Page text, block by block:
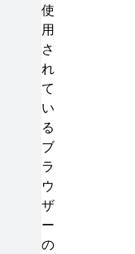
使
用
さ
れ
て
い
る
ブ
ラ
ウ
ザ
ー
の